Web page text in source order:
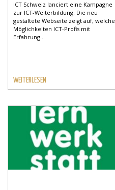
ICT Schweiz lanciert eine Kampagne
zur ICT-Weiterbildung. Die neu
gestaltete Webseite zeigt auf, welche
Möglichkeiten ICT-Profis mit
Erfahrung...
WEITERLESEN